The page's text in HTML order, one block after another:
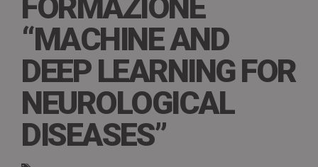
“MACHINE AND
DEEP LEARNING FOR
NEUROLOGICAL
DISEASES”